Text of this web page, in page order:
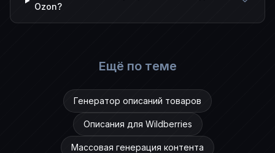
Ozon?
Ещё по теме
Генератор описаний товаров
Описания для Wildberries
Массовая генерация контента